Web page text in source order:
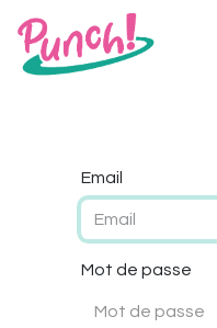
Email
Mot de passe